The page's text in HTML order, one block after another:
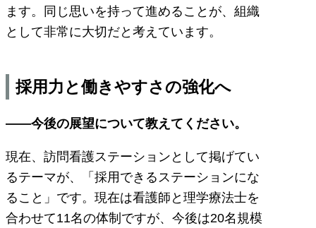
ます。同じ思いを持って進めることが、組織
として非常に大切だと考えています。
採用力と働きやすさの強化へ
――今後の展望について教えてください。
現在、訪問看護ステーションとして掲げてい
るテーマが、「採用できるステーションにな
ること」です。現在は看護師と理学療法士を
合わせて11名の体制ですが、今後は20名規模